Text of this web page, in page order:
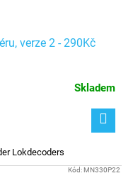
verze 2 - 290Kč
Skladem
Lokdecoders
Kód:MN330P22